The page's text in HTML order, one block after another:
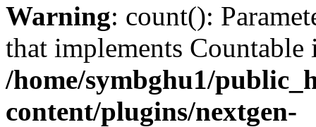
Warning: count():
that implements Countable
/home/symbghu1/
content/plugins/nextgen-